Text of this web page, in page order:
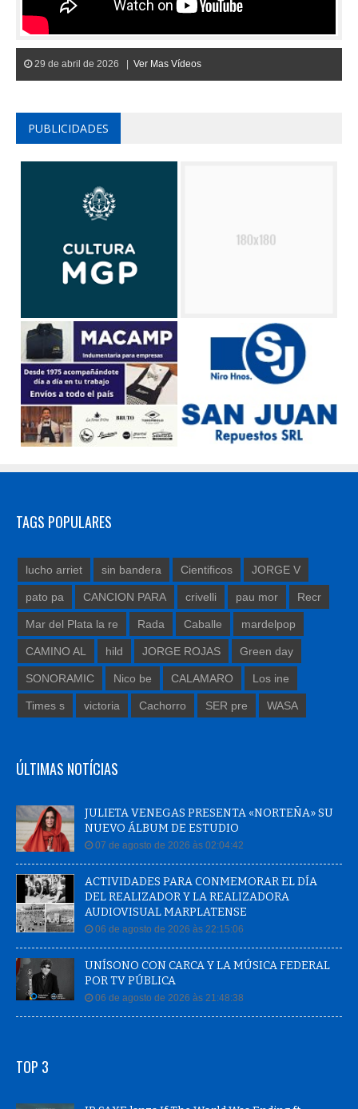
29 de abril de 2026 | Ver Mas Vídeos
PUBLICIDADES
TAGS POPULARES
lucho arriet sin bandera Cientificos JORGE V
pato pa CANCION PARA crivelli pau mor Recr
Mar del Plata la re Rada Caballe mardelpop
CAMINO AL hild JORGE ROJAS Green day
SONORAMIC Nico be CALAMARO Los ine
Times s victoria Cachorro SER pre WASA
ÚLTIMAS NOTÍCIAS
JULIETA VENEGAS PRESENTA «NORTEÑA» SU
NUEVO ÁLBUM DE ESTUDIO
07 de agosto de 2026 às 02:04:42
ACTIVIDADES PARA CONMEMORAR EL DÍA
DEL REALIZADOR Y LA REALIZADORA
AUDIOVISUAL MARPLATENSE
06 de agosto de 2026 às 22:15:06
UNÍSONO CON CARCA Y LA MÚSICA FEDERAL
POR TV PÚBLICA
06 de agosto de 2026 às 21:48:38
TOP 3